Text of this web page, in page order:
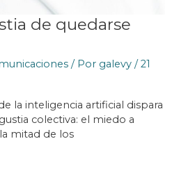
de quedarse
/ Por galevy /21
la inteligencia artificial dispara
colectiva: el miedo a
mitad de los